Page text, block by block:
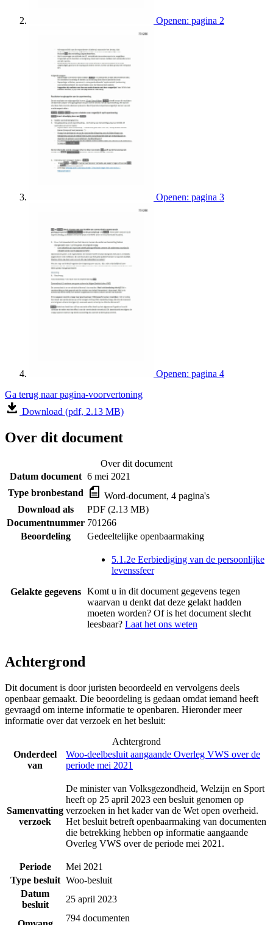
Openen: pagina 2
Openen: pagina 3
Openen: pagina 4
Ga terug naar pagina-voorvertoning
Download (pdf, 2.13 MB)
Over dit document
Over dit document
Datum document 6 mei 2021
Type bronbestand
Word-document, 4 pagina's
Download als
PDF (2.13 MB)
Documentnummer 701266
Beoordeling
Gedeeltelijke openbaarmaking
Gelakte gegevens
5.1.2e Eerbiediging van de persoonlijke
levenssfeer
Komt u in dit document gegevens tegen
waarvan u denkt dat deze gelakt hadden
moeten worden? Of is het document slecht
leesbaar? Laat het ons weten
Achtergrond
Dit document is door juristen beoordeeld en vervolgens deels
openbaar gemaakt. Die beoordeling is gedaan omdat iemand heeft
gevraagd om interne informatie te openbaren. Hieronder meer
informatie over dat verzoek en het besluit:
Achtergrond
Onderdeel
van
Woo-deelbesluit aangaande Overleg VWS over de
periode mei 2021
Samenvatting
verzoek
De minister van Volksgezondheid, Welzijn en Sport
heeft op 25 april 2023 een besluit genomen op
verzoeken in het kader van de Wet open overheid.
Het besluit betreft openbaarmaking van documenten
die betrekking hebben op informatie aangaande
Overleg VWS over de periode mei 2021.
Periode
Mei 2021
Type besluit Woo-besluit
Datum
besluit
25 april 2023
794 documenten